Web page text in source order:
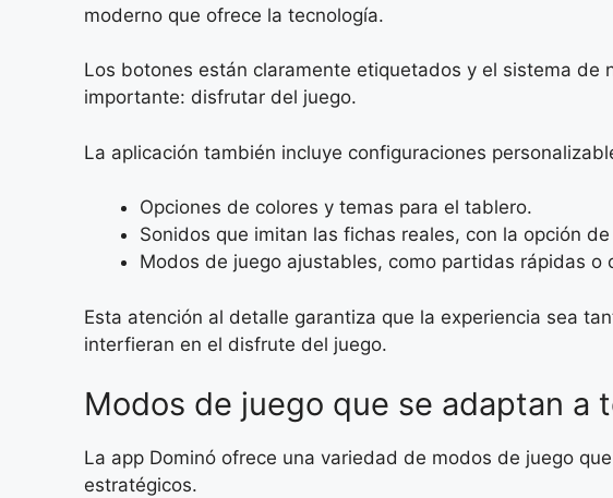
moderno que ofrece la tecnología.
Los botones están claramente etiquetados y el sistema de
importante: disfrutar del juego.
La aplicación también incluye configuraciones
Opciones de colores y temas para el tablero.
Sonidos que imitan las fichas reales, con la opción
Modos de juego ajustables, como partidas rápidas o
Esta atención al detalle garantiza que la experiencia sea
interfieran en el disfrute del juego.
Modos de juego que se adaptan a
La app Dominó ofrece una variedad de modos de juego
estratégicos.